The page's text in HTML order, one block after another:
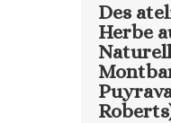
Des
Herbe